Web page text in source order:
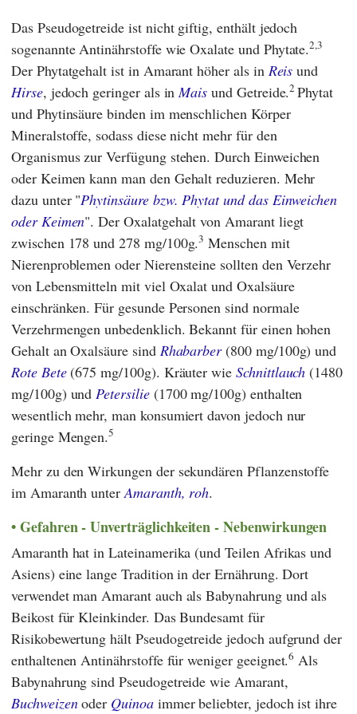
Das Pseudogetreide ist nicht giftig, enthält jedoch
sogenannte Antinährstoffe wie Oxalate und Phytate.2,3
Der Phytatgehalt ist in Amarant höher als in Reis und
Hirse, jedoch geringer als in Mais und Getreide.2Phytat
und Phytinsäure binden im menschlichen Körper
Mineralstoffe, sodass diese nicht mehr für den
Organismus zur Verfügung stehen. Durch Einweichen
oder Keimen kann man den Gehalt reduzieren. Mehr
dazu unter "Phytinsäure bzw. Phytat und das Einweichen
oder Keimen". Der Oxalatgehalt von Amarant liegt
zwischen 178 und 278 mg/100g.3 Menschen mit
Nierenproblemen oder Nierensteine sollten den Verzehr
von Lebensmitteln mit viel Oxalat und Oxalsäure
einschränken. Für gesunde Personen sind normale
Verzehrmengen unbedenklich. Bekannt für einen hohen
Gehalt an Oxalsäure sind Rhabarber(800 mg/100g) und
Rote Bete(675 mg/100g). Kräuter wieSchnittlauch (1480
mg/100g) und Petersilie(1700 mg/100g) enthalten
wesentlich mehr, man konsumiert davon jedoch nur
geringe Mengen.5
Mehr zu den Wirkungen der sekundären Pflanzenstoffe
im Amaranth unterAmaranth, roh.
Gefahren - Unverträglichkeiten - Nebenwirkungen
Amaranth hat in Lateinamerika (und Teilen Afrikas und
Asiens) eine lange Tradition in der Ernährung. Dort
verwendet man Amarant auch als Babynahrung und als
Beikost für Kleinkinder. DasBundesamt für
Risikobewertung hält Pseudogetreide jedoch aufgrund der
enthaltenen Antinährstoffe für weniger geeignet.6 Als
Babynahrung sind Pseudogetreide wie Amarant,
Buchweizenoder Quinoaimmer beliebter, jedoch ist ihre